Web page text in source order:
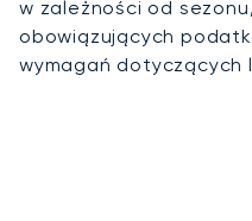
gwarantują punktualne
pilnych podróży
dopasowane transfery
w zależności od
obowiązujących
wymagań dotyczących